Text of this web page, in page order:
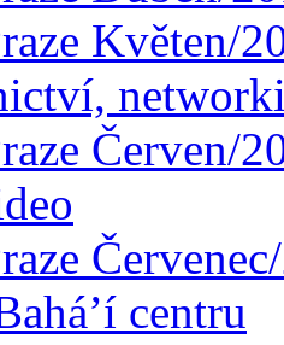
Květen/
Červen/
centru